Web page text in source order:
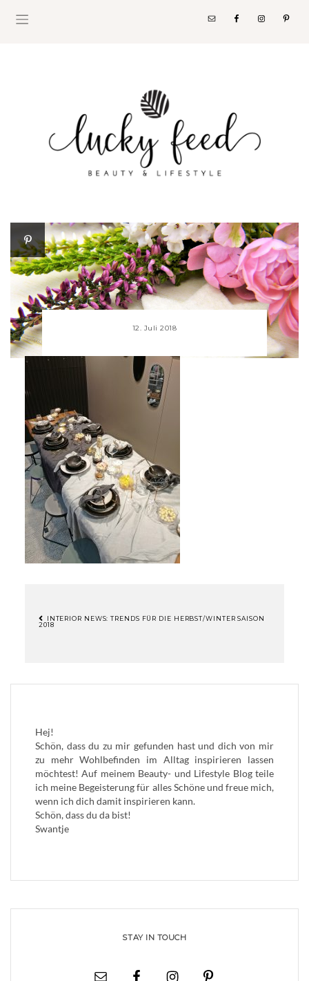
12. Juli 2018
INTERIOR NEWS: TRENDS FÜR DIE HERBST/WINTER SAISON
2018
Hej!
Schön, dass du zu mir gefunden hast und dich von mir
zu mehr Wohlbefinden im Alltag inspirieren lassen
möchtest! Auf meinem Beauty- und Lifestyle Blog teile
ich meine Begeisterung für alles Schöne und freue mich,
wenn ich dich damit inspirieren kann.
Schön, dass du da bist!
Swantje
STAY IN TOUCH